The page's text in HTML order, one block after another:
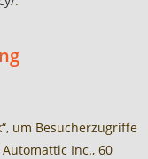
um Besucherzugriffe
Inc., 60